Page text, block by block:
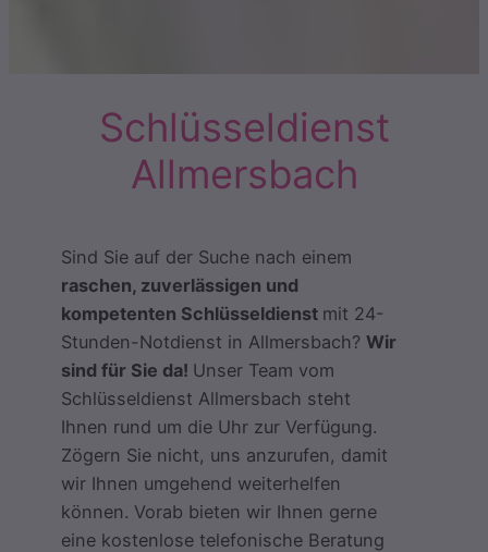
Schlüsseldienst
Allmersbach
Sind Sie auf der Suche nach einem
raschen, zuverlässigen und
kompetenten Schlüsseldienst mit 24-
Stunden-Notdienst in Allmersbach? Wir
sind für Sie da! Unser Team vom
Schlüsseldienst Allmersbach steht
Ihnen rund um die Uhr zur Verfügung.
Zögern Sie nicht, uns anzurufen, damit
wir Ihnen umgehend weiterhelfen
können. Vorab bieten wir Ihnen gerne
eine kostenlose telefonische Beratung